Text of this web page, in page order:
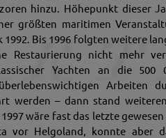
hinzu. Höhepunkt dieser
größten maritimen
Bis 1996 folgten weitere
Restaurierung nicht mehr
Yachten an die 500
Arbeiten
werden – dann stand
wäre fast das letzte
vor Helgoland, konnte aber